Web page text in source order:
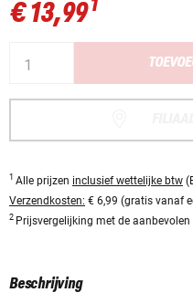
€ 13,991
1 Alle prijzen inclusief wettelijke btw
Verzendkosten: € 6,99 (gratis vanaf
2 Prijsvergelijking met de
Beschrijving